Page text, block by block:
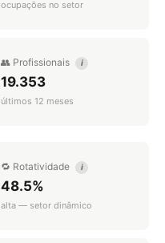
ocupações no setor
👥 Profissionais i
19.353
últimos 12 meses
🔁 Rotatividade i
48.5%
alta — setor dinâmico